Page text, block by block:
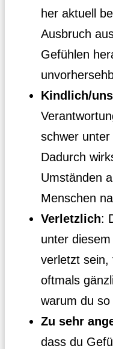
her aktuell
Ausbruch
Gefühlen
Kindlich/
schwer
Dadurch
Umständen
Menschen
Verletzlich:
unter
verletzt sein,
oftmals
warum du
Zu sehr
dass du